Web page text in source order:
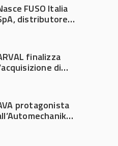
FUSO Italia
distributore
finalizza
di
protagonista